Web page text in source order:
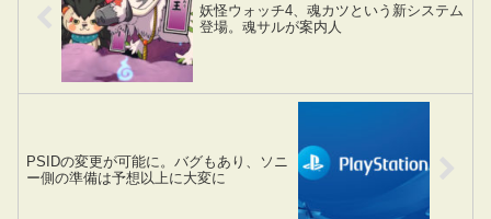
妖怪ウォッチ4、魂カツという新システム
登場。魂サルが案内人
PSIDの変更が可能に。バグもあり、ソニ
ー側の準備は予想以上に大変に